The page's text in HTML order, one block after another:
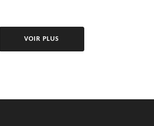
VOIR PLUS